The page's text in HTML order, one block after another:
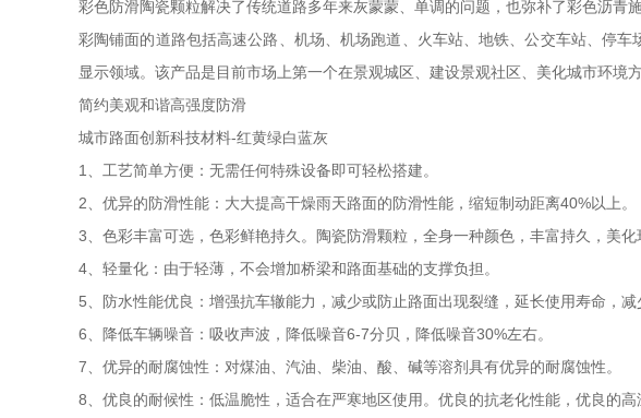
彩色防滑陶瓷颗粒解决了传统道路多年来灰蒙蒙、单调的问题，也弥补了彩色沥青
彩陶铺面的道路包括高速公路、机场、机场跑道、火车站、地铁、公交车站、停
显示领域。该产品是目前市场上第一个在景观城区、建设景观社区、美化城市环境
简约美观和谐高强度防滑
城市路面创新科技材料-红黄绿白蓝灰
1、工艺简单方便：无需任何特殊设备即可轻松搭建。
2、优异的防滑性能：大大提高干燥雨天路面的防滑性能，缩短制动距离40%以上。
3、色彩丰富可选，色彩鲜艳持久。陶瓷防滑颗粒，全身一种颜色，丰富持久，美化
4、轻量化：由于轻薄，不会增加桥梁和路面基础的支撑负担。
5、防水性能优良：增强抗车辙能力，减少或防止路面出现裂缝，延长使用寿命，减
6、降低车辆噪音：吸收声波，降低噪音6-7分贝，降低噪音30%左右。
7、优异的耐腐蚀性：对煤油、汽油、柴油、酸、碱等溶剂具有优异的耐腐蚀性。
8、优良的耐候性：低温脆性，适合在严寒地区使用。优良的抗老化性能，优良的高